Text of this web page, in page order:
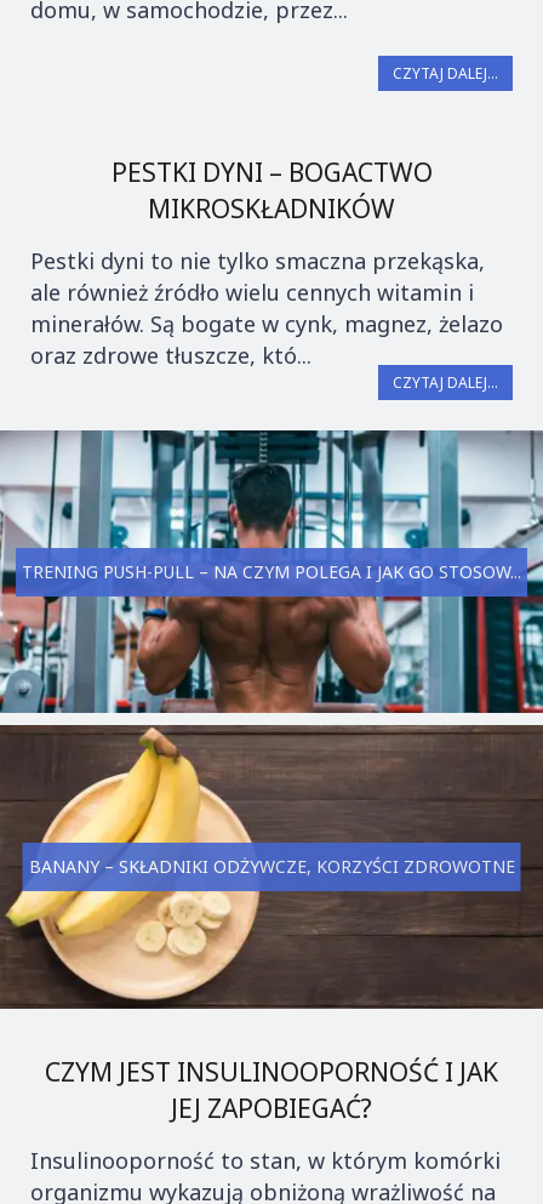
domu, w samochodzie, przez...
CZYTAJ DALEJ...
PESTKI DYNI – BOGACTWO
MIKROSKŁADNIKÓW
Pestki dyni to nie tylko smaczna przekąska,
ale również źródło wielu cennych witamin i
minerałów. Są bogate w cynk, magnez, żelazo
oraz zdrowe tłuszcze, któ...
CZYTAJ DALEJ...
TRENING PUSH-PULL – NA CZYM POLEGA I JAK GO STOSOW...
BANANY – SKŁADNIKI ODŻYWCZE, KORZYŚCI ZDROWOTNE
CZYM JEST INSULINOOPORNOŚĆ I JAK
JEJ ZAPOBIEGAĆ?
Insulinooporność to stan, w którym komórki
organizmu wykazują obniżoną wrażliwość na